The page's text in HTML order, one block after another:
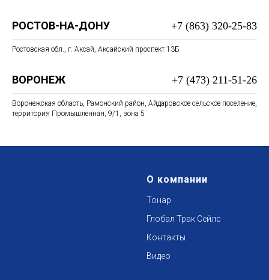
РОСТОВ-НА-ДОНУ +7 (863) 320-25-83
Ростовская обл., г. Аксай, Аксайский проспект 13Б
ВОРОНЕЖ +7 (473) 211-51-26
Воронежская область, Рамонский район, Айдаровское сельское поселение,
территория Промышленная, 9/1, зона 5
О компании
Тонар
Глобал Трак Сейлс
Контакты
Видео